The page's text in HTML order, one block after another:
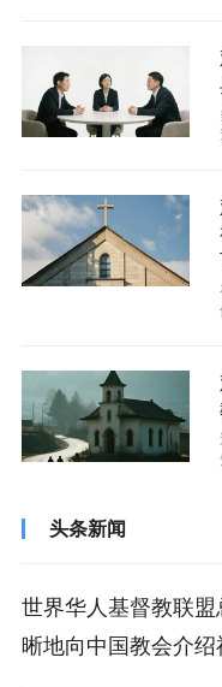
头条新闻
世界华人基督教联
晰地向中国教会介绍